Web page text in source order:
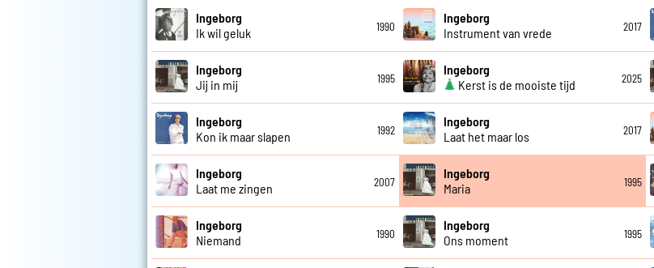
Ingeborg
Ik wil geluk
1990
Ingeborg
Instrument van vrede
2017
Ingeborg
Jij in mij
1995
Ingeborg
Kerst is de mooiste tijd
2025
Ingeborg
Kon ik maar slapen
1992
Ingeborg
Laat het maar los
2017
Ingeborg
Laat me zingen
2007
Ingeborg
Maria
1995
Ingeborg
Niemand
1990
Ingeborg
Ons moment
1995